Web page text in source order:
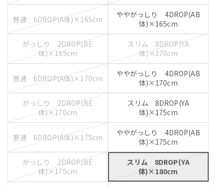
普通 6DROP(A体)×165cm
ややがっしり 4DROP(AB
体)×165cm
がっしり 2DROP(BE
体)×165cm
スリム 8DROP(YA
体)×170cm
普通 6DROP(A体)×170cm
ややがっしり 4DROP(AB
体)×170cm
がっしり 2DROP(BE
体)×170cm
スリム 8DROP(YA
体)×175cm
普通 6DROP(A体)×175cm
ややがっしり 4DROP(AB
体)×175cm
がっしり 2DROP(BE
体)×175cm
スリム 8DROP(YA
体)×180cm